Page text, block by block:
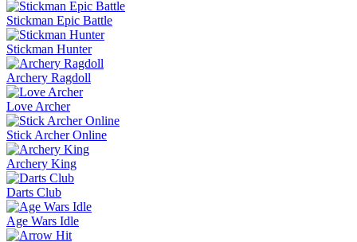
Stickman Epic Battle
Stickman Hunter
Archery Ragdoll
Love Archer
Stick Archer Online
Archery King
Darts Club
Age Wars Idle